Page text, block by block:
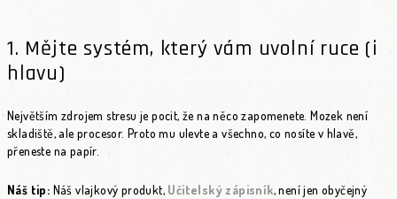
1. Mějte systém, který vám uvolní ruce (i
hlavu)
Největším zdrojem stresu je pocit, že na něco zapomenete. Mozek není
skladiště, ale procesor. Proto mu ulevte a všechno, co nosíte v hlavě,
přeneste na papír.
Náš tip: Náš vlajkový produkt, Učitelský zápisník, není jen obyčejný